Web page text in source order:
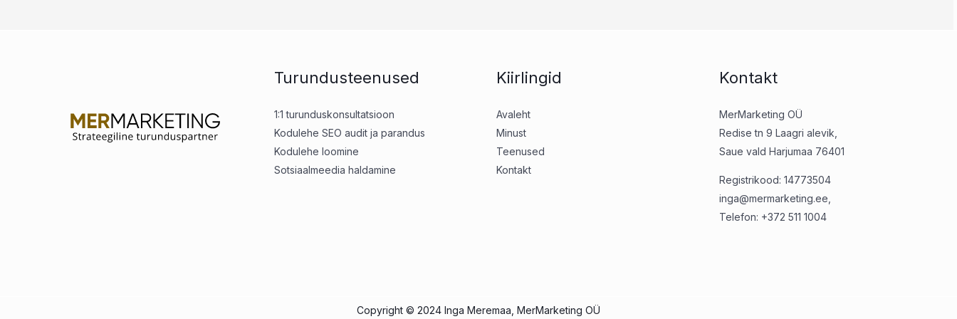
Turundusteenused
1:1 turunduskonsultatsioon
Kodulehe SEO audit ja parandus
Kodulehe loomine
Sotsiaalmeedia haldamine
Kiirlingid
Avaleht
Minust
Teenused
Kontakt
Kontakt
MerMarketing OÜ
Redise tn 9 Laagri alevik,
Saue vald Harjumaa 76401
Registrikood: 14773504
inga@mermarketing.ee,
Telefon: +372 511 1004
Copyright © 2024 Inga Meremaa, MerMarketing OÜ